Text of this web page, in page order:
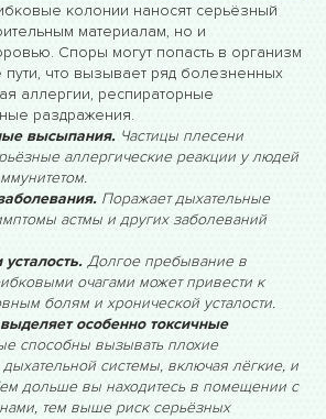
колонии наносят серьёзный
материалам, но и
Споры могут попасть в организм
что вызывает ряд болезненных
аллергии, респираторные
раздражения.
высыпания. Частицы плесени
аллергические реакции у людей
Поражает дыхательные
астмы и других заболеваний
Долгое пребывание в
очагами может привести к
болям и хронической усталости.
особенно токсичные
способны вызывать плохие
системы, включая лёгкие, и
дольше вы находитесь в помещении с
тем выше риск серьёзных